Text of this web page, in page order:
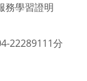
務學習證明
22289111分